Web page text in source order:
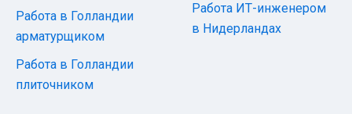
Работа в Голландии
арматурщиком
Работа в Голландии
плиточником
Работа ИТ-инженером
в Нидерландах